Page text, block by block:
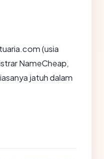
(usia
NameCheap,
jatuh dalam